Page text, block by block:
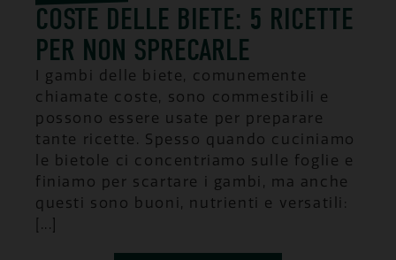
COSTE DELLE BIETE: 5 RICETTE
PER NON SPRECARLE
I gambi delle biete, comunemente
chiamate coste, sono commestibili e
possono essere usate per preparare
tante ricette. Spesso quando cuciniamo
le bietole ci concentriamo sulle foglie e
finiamo per scartare i gambi, ma anche
questi sono buoni, nutrienti e versatili:
[...]